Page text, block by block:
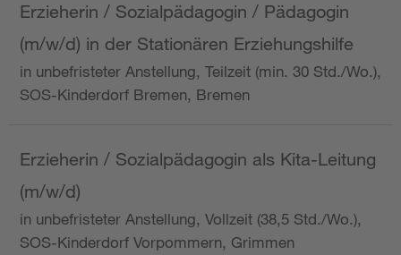
Erzieherin / Sozialpädagogin / Pädagogin
(m/w/d) in der Stationären Erziehungshilfe
in unbefristeter Anstellung, Teilzeit (min. 30 Std./Wo.),
SOS-Kinderdorf Bremen, Bremen
Erzieherin / Sozialpädagogin als Kita-Leitung
(m/w/d)
in unbefristeter Anstellung, Vollzeit (38,5 Std./Wo.),
SOS-Kinderdorf Vorpommern, Grimmen